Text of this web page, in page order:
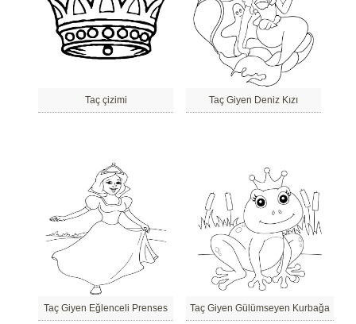
Taç çizimi Taç Giyen Deniz Kızı
Taç Giyen Eğlenceli Prenses Taç Giyen Gülümseyen Kurbağa